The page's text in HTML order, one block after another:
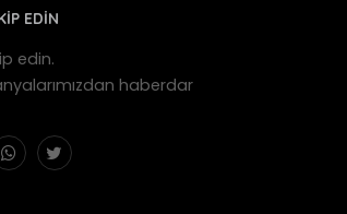
EDİN
edin.
haberdar